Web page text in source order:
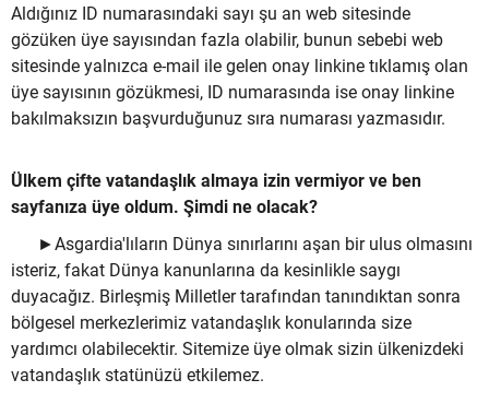
Aldığınız ID numarasındaki sayı şu an web sitesinde
gözüken üye sayısından fazla olabilir, bunun sebebi web
sitesinde yalnızca e-mail ile gelen onay linkine tıklamış olan
üye sayısının gözükmesi, ID numarasında ise onay linkine
bakılmaksızın başvurduğunuz sıra numarası yazmasıdır.
Ülkem çifte vatandaşlık almaya izin vermiyor ve ben
sayfanıza üye oldum. Şimdi ne olacak?
►Asgardia'lıların Dünya sınırlarını aşan bir ulus olmasını
isteriz, fakat Dünya kanunlarına da kesinlikle saygı
duyacağız. Birleşmiş Milletler tarafından tanındıktan sonra
bölgesel merkezlerimiz vatandaşlık konularında size
yardımcı olabilecektir. Sitemize üye olmak sizin ülkenizdeki
vatandaşlık statünüzü etkilemez.